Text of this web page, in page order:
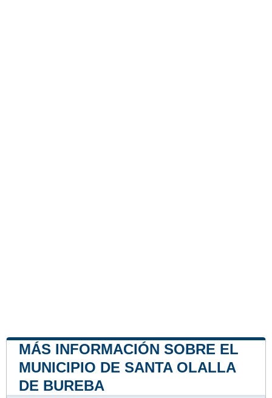
MÁS INFORMACIÓN SOBRE EL
MUNICIPIO DE SANTA OLALLA
DE BUREBA